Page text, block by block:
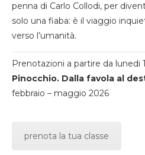
penna di Carlo Collodi, per
solo una fiaba: è il viaggio
verso l’umanità.
Prenotazioni a partire da lunedi
Pinocchio. Dalla favola al
febbraio – maggio 2026
prenota la tua classe